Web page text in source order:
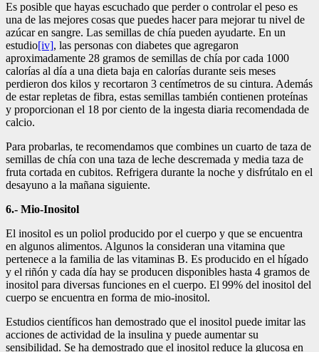
Es posible que hayas escuchado que perder o controlar el peso es
una de las mejores cosas que puedes hacer para mejorar tu nivel de
azúcar en sangre. Las semillas de chía pueden ayudarte. En un
estudio[iv], las personas con diabetes que agregaron
aproximadamente 28 gramos de semillas de chía por cada 1000
calorías al día a una dieta baja en calorías durante seis meses
perdieron dos kilos y recortaron 3 centímetros de su cintura. Además
de estar repletas de fibra, estas semillas también contienen proteínas
y proporcionan el 18 por ciento de la ingesta diaria recomendada de
calcio.
Para probarlas, te recomendamos que combines un cuarto de taza de
semillas de chía con una taza de leche descremada y media taza de
fruta cortada en cubitos. Refrigera durante la noche y disfrútalo en el
desayuno a la mañana siguiente.
6.- Mio-Inositol
El inositol es un poliol producido por el cuerpo y que se encuentra
en algunos alimentos. Algunos la consideran una vitamina que
pertenece a la familia de las vitaminas B. Es producido en el hígado
y el riñón y cada día hay se producen disponibles hasta 4 gramos de
inositol para diversas funciones en el cuerpo. El 99% del inositol del
cuerpo se encuentra en forma de mio-inositol.
Estudios científicos han demostrado que el inositol puede imitar las
acciones de actividad de la insulina y puede aumentar su
sensibilidad. Se ha demostrado que el inositol reduce la glucosa en